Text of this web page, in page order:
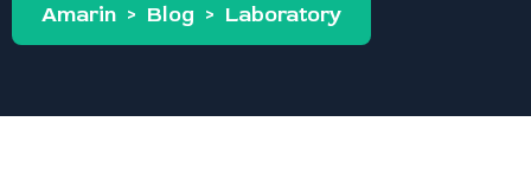
Amarin > Blog > Laboratory